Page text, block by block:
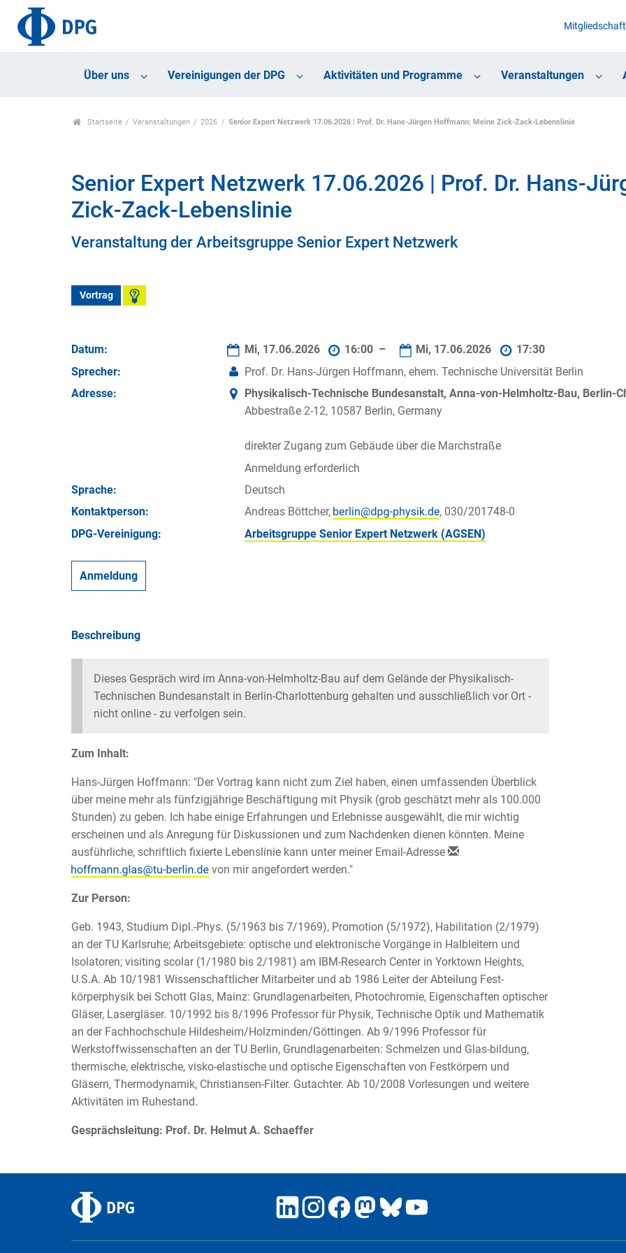
Mitgliedschaft
Über uns Vereinigungen der DPG Aktivitäten und Programme Veranstaltungen
Startseite Veranstaltungen 2026 Senior Expert Netzwerk 17.06.2026 | Prof. Dr. Hans-Jürgen Hoffmann: Meine Zick-Zack-Lebenslinie
Senior Expert Netzwerk 17.06.2026 | Prof. Dr. Hans-
Zick-Zack-Lebenslinie
Veranstaltung der Arbeitsgruppe Senior Expert Netzwerk
Vortrag
Datum: Mi, 17.06.2026 16:00 – Mi, 17.06.2026
17:30
Sprecher:
Prof. Dr. Hans-Jürgen Hoffmann, ehem. Technische Universität Berlin
Adresse:
Physikalisch-Technische Bundesanstalt, Anna-von-Helmholtz-Bau, Berlin-
Abbestraße 2-12, 10587 Berlin, Germany
direkter Zugang zum Gebäude über die Marchstraße
Anmeldung erforderlich
Sprache:
Deutsch
Kontakt­person:
Andreas Böttcher,
, 030/201748-0
DPG-Vereinigung:
Arbeitsgruppe Senior Expert Netzwerk (AGSEN)
Anmeldung
Beschreibung
Dieses Gespräch wird im Anna-von-Helmholtz-Bau auf dem Gelände der Physikalisch-
Technischen Bundesanstalt in Berlin-Charlottenburg gehalten und ausschließlich vor Ort -
nicht online - zu verfolgen sein.
Zum Inhalt:
Hans-Jürgen Hoffmann: "Der Vortrag kann nicht zum Ziel haben, einen umfassenden Überblick
über meine mehr als fünfzigjährige Beschäftigung mit Physik (grob geschätzt mehr als 100.000
Stunden) zu geben. Ich habe einige Erfahrungen und Erlebnisse ausgewählt, die mir wichtig
erscheinen und als Anregung für Diskussionen und zum Nachdenken dienen könnten. Meine
ausführliche, schriftlich fixierte Lebenslinie kann unter meiner Email-Adresse
von mir angefordert werden."
Zur Person:
Geb. 1943, Studium Dipl.-Phys. (5/1963 bis 7/1969), Promotion (5/1972), Habilitation (2/1979)
an der TU Karlsruhe; Arbeitsgebiete: optische und elektronische Vorgänge in Halbleitern und
Isolatoren; visiting scolar (1/1980 bis 2/1981) am IBM-Research Center in Yorktown Heights,
U.S.A. Ab 10/1981 Wissenschaftlicher Mitarbeiter und ab 1986 Leiter der Abteilung Fest-
körperphysik bei Schott Glas, Mainz: Grundlagenarbeiten, Photochromie, Eigenschaften optischer
Gläser, Lasergläser. 10/1992 bis 8/1996 Professor für Physik, Technische Optik und Mathematik
an der Fachhochschule Hildesheim/Holzminden/Göttingen. Ab 9/1996 Professor für
Werkstoffwissenschaften an der TU Berlin, Grundlagenarbeiten: Schmelzen und Glas-bildung,
thermische, elektrische, visko-elastische und optische Eigenschaften von Festkörpern und
Gläsern, Thermodynamik, Christiansen-Filter. Gutachter. Ab 10/2008 Vorlesungen und weitere
Aktivitäten im Ruhestand.
Gesprächsleitung: Prof. Dr. Helmut A. Schaeffer